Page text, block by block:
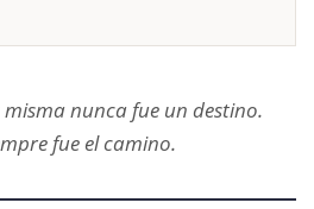
nunca fue un destino.
fue el camino.